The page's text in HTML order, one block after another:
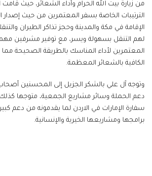
من زيارة بيت الله الحرام وأداء الشعائر، حيث قامت
الترتيبات الخاصة بسفر المعتمرين من حيث إصدار
الإقامة في مكة والمدينة وحجز تذاكر الطيران
لهم التنقل بسهولة ويسر، مع توفير مشرفين
المعتمرين لأداء المناسك بالطريقة الصحيحة
الكافية بالشعائر المعظمة.
وتوجه آل علي بالشكر الجزيل إلى المحسنين أصحاب
دعم الحملة وسائر مشاريع الجمعية، متوجها كذلك
سفارة الإمارات في الاردن لما يقدمونه من دعم
برامجها ومشاريعها الخيرية والإنسانية.